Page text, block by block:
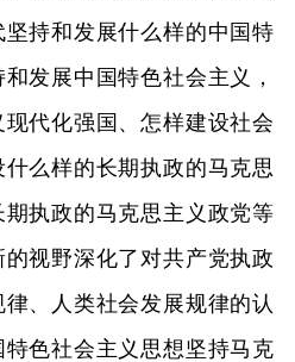
持和发展什么样的中国特
发展中国特色社会主义，
代化强国、怎样建设社会
么样的长期执政的马克思
执政的马克思主义政党等
视野深化了对共产党执政
、人类社会发展规律的认
色社会主义思想坚持马克